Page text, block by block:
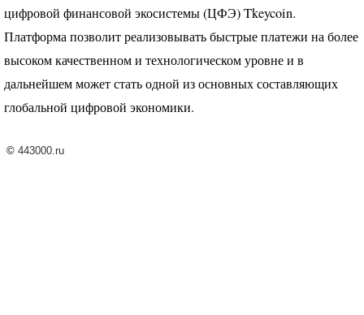
цифровой финансовой экосистемы (ЦФЭ) Tkeycoin.
Платформа позволит реализовывать быстрые платежи на более
высоком качественном и технологическом уровне и в
дальнейшем может стать одной из основных составляющих
глобальной цифровой экономики.
© 443000.ru